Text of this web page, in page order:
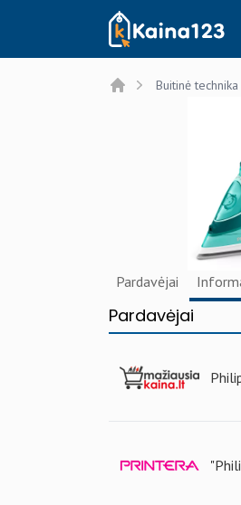
Kaina123.lt
Buitinė technika
Pardavėjai
Pardavėjai